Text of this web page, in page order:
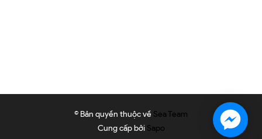
© Bản quyền thuộc về Sea Team
Cung cấp bởi Sapo